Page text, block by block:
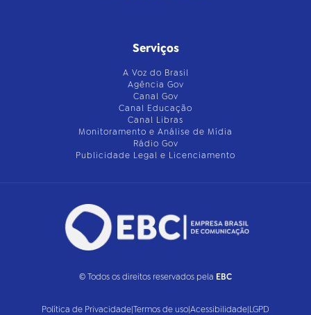
Serviços
A Voz do Brasil
Agência Gov
Canal Gov
Canal Educação
Canal Libras
Monitoramento e Análise de Mídia
Rádio Gov
Publicidade Legal e Licenciamento
© Todos os direitos reservados pela EBC
Política de Privacidade|Termos de uso|Acessibilidade|LGPD